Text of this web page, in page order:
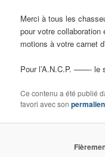
Merci à tous les
pour votre collaboration
motions à votre carnet
Pour l’A.N.C.P. ——- le
Ce contenu a été publié
favori avec sonpermalien